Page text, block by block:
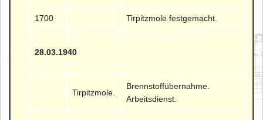
1700 Tirpitzmole festgemacht.
28.03.1940
Tirpitzmole.
Brennstoffübernahme.
Arbeitsdienst.